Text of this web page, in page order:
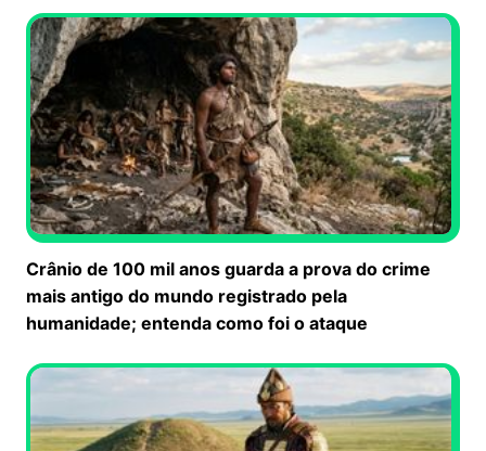
Crânio de 100 mil anos guarda a prova do crime
mais antigo do mundo registrado pela
humanidade; entenda como foi o ataque